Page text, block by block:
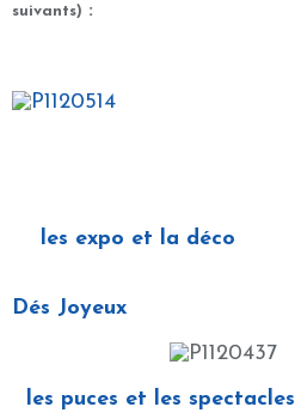
suivants) :
les expo et la déco
Dés Joyeux
les puces et les spectacles